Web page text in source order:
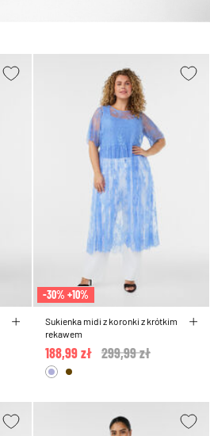
-30% +10%
Sukienka midi z koronki z krótkim
rekawem
Price reduced from
299,99 zł
188,99 zł